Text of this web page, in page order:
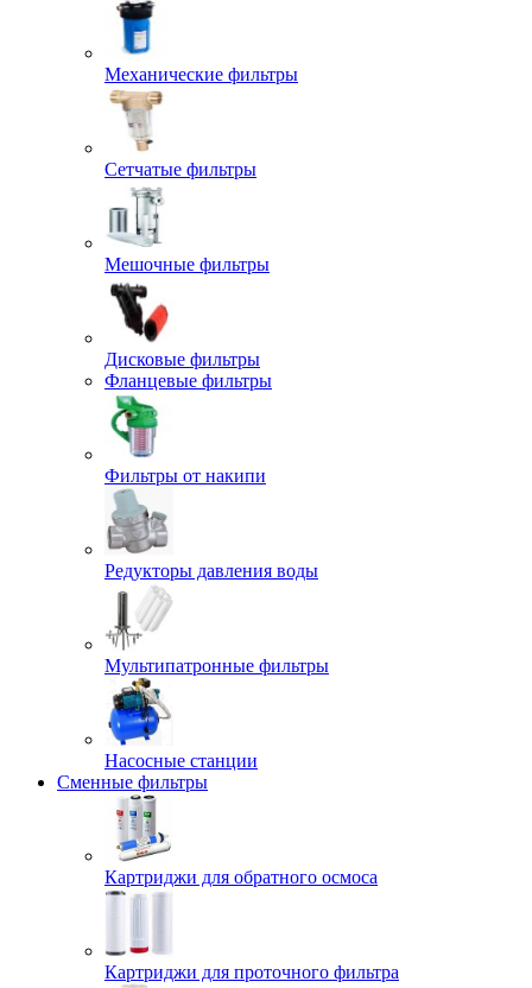
Механические фильтры
Сетчатые фильтры
Мешочные фильтры
Дисковые фильтры
Фланцевые фильтры
Фильтры от накипи
Редукторы давления воды
Мультипатронные фильтры
Насосные станции
Сменные фильтры
Картриджи для обратного осмоса
Картриджи для проточного фильтра